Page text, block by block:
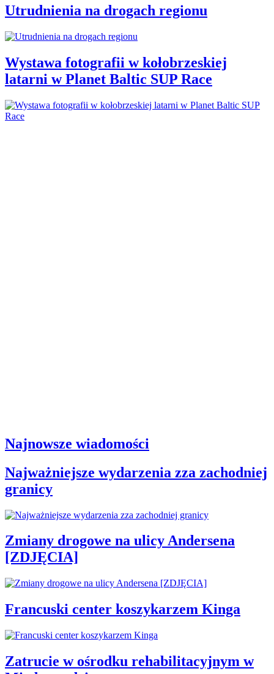
Utrudnienia na drogach regionu
Wystawa fotografii w kołobrzeskiej
latarni w Planet Baltic SUP Race
Najnowsze wiadomości
Najważniejsze wydarzenia zza zachodniej
granicy
Zmiany drogowe na ulicy Andersena
[ZDJĘCIA]
Francuski center koszykarzem Kinga
Zatrucie w ośrodku rehabilitacyjnym w